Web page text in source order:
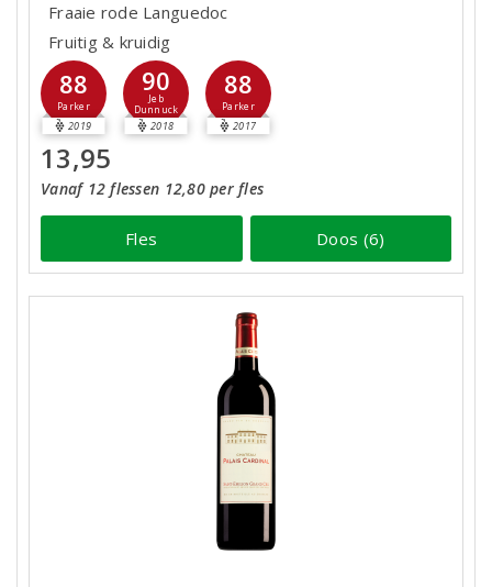
Fraaie rode Languedoc
Fruitig & kruidig
88
Parker
2019
90
Jeb
Dunnuck
2018
88
Parker
2017
13,95
Vanaf 12 flessen 12,80 per fles
Fles Doos (6)